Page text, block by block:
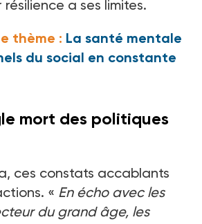
a ses limites.
thème : La santé mentale
du social en constante
mort des politiques
ces constats accablants
« En écho avec les
du grand âge, les